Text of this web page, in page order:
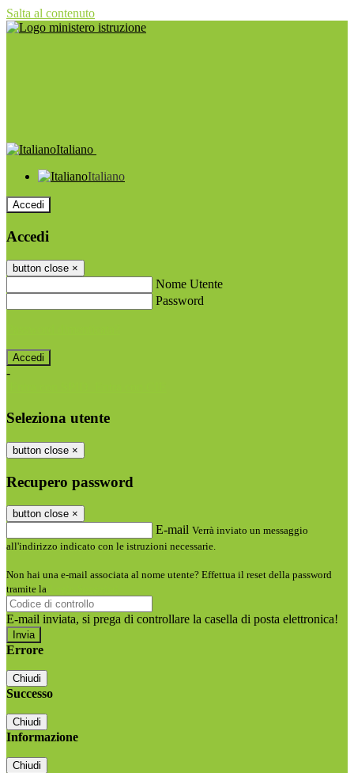
Salta al contenuto
Italiano
Italiano
Accedi
Accedi
button close ×
Nome Utente
Password
-
Seleziona utente
button close ×
Recupero password
button close ×
E-mail Verrà inviato un messaggio
all'indirizzo indicato con le istruzioni necessarie.
Non hai una e-mail associata al nome utente? Effettua il reset della password
tramite la
E-mail inviata, si prega di controllare la casella di posta elettronica!
Errore
Chiudi
Successo
Chiudi
Informazione
Chiudi